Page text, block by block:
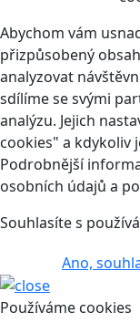
Abychom vám
přizpůsobený
analyzovat
sdílíme se svými
analýzu. Jejich
cookies" a kdykoliv
Podrobnější
osobních údajů a
Souhlasíte s
Ano,
Používáme cookies